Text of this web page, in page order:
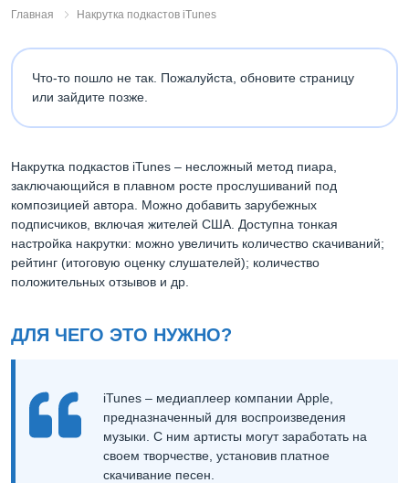
Главная Накрутка подкастов iTunes
Что-то пошло не так. Пожалуйста, обновите страницу
или зайдите позже.
Накрутка подкастов iTunes – несложный метод пиара,
заключающийся в плавном росте прослушиваний под
композицией автора. Можно добавить зарубежных
подписчиков, включая жителей США. Доступна тонкая
настройка накрутки: можно увеличить количество скачиваний;
рейтинг (итоговую оценку слушателей); количество
положительных отзывов и др.
ДЛЯ ЧЕГО ЭТО НУЖНО?
iTunes – медиаплеер компании Apple,
предназначенный для воспроизведения
музыки. С ним артисты могут заработать на
своем творчестве, установив платное
скачивание песен.